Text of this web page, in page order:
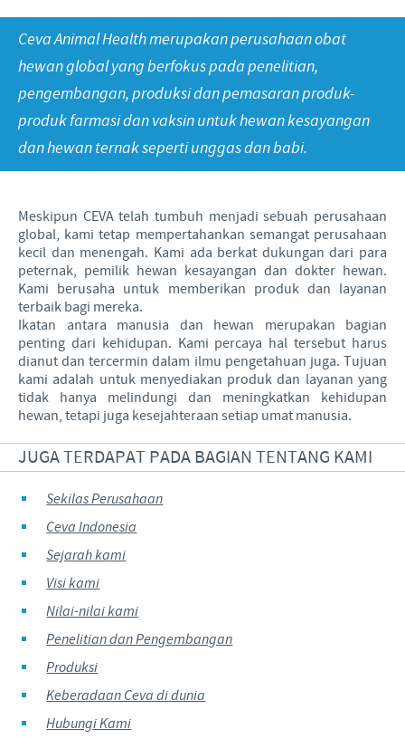
Nilai-nilai kami
Penelitian dan Pengembangan
Produksi
Keberadaan Ceva di dunia
Sapi
Informasi lain
Disease Surveillance
Berita Kegiatan
PERAN & TANGGUNG JAWAB
Fokus pada peranan
Kontribusi
KARIR
Pekerjaan utama kami
Proses perekrutan kami
Pengembangan Diri
Ceva Animal Health merupakan perusahaan obat
hewan global yang berfokus pada penelitian,
pengembangan, produksi dan pemasaran produk-
produk farmasi dan vaksin untuk hewan kesayangan
dan hewan ternak seperti unggas dan babi.
Meskipun CEVA telah tumbuh menjadi sebuah perusahaan
global, kami tetap mempertahankan semangat perusahaan
kecil dan menengah. Kami ada berkat dukungan dari para
peternak, pemilik hewan kesayangan dan dokter hewan.
Kami berusaha untuk memberikan produk dan layanan
terbaik bagi mereka.
Ikatan antara manusia dan hewan merupakan bagian
penting dari kehidupan. Kami percaya hal tersebut harus
dianut dan tercermin dalam ilmu pengetahuan juga. Tujuan
kami adalah untuk menyediakan produk dan layanan yang
tidak hanya melindungi dan meningkatkan kehidupan
hewan, tetapi juga kesejahteraan setiap umat manusia.
JUGA TERDAPAT PADA BAGIAN TENTANG KAMI
Sekilas Perusahaan
Ceva Indonesia
Sejarah kami
Visi kami
Nilai-nilai kami
Penelitian dan Pengembangan
Produksi
Keberadaan Ceva di dunia
Hubungi Kami